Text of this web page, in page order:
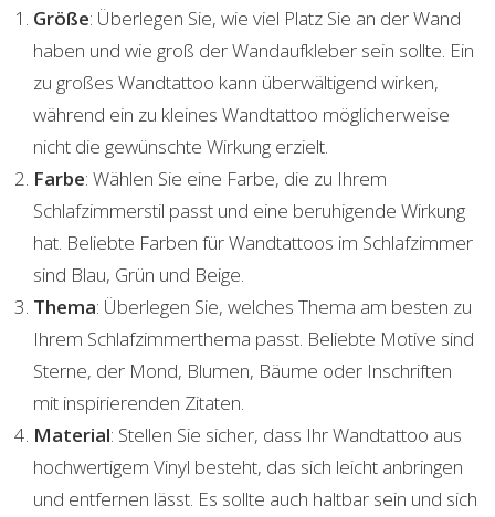
Größe: Überlegen Sie, wie viel Platz Sie an der Wand
haben und wie groß der Wandaufkleber sein sollte. Ein
zu großes Wandtattoo kann überwältigend wirken,
während ein zu kleines Wandtattoo möglicherweise
nicht die gewünschte Wirkung erzielt.
Farbe: Wählen Sie eine Farbe, die zu Ihrem
Schlafzimmerstil passt und eine beruhigende Wirkung
hat. Beliebte Farben für Wandtattoos im Schlafzimmer
sind Blau, Grün und Beige.
Thema: Überlegen Sie, welches Thema am besten zu
Ihrem Schlafzimmerthema passt. Beliebte Motive sind
Sterne, der Mond, Blumen, Bäume oder Inschriften
mit inspirierenden Zitaten.
Material: Stellen Sie sicher, dass Ihr Wandtattoo aus
hochwertigem Vinyl besteht, das sich leicht anbringen
und entfernen lässt. Es sollte auch haltbar sein und sich